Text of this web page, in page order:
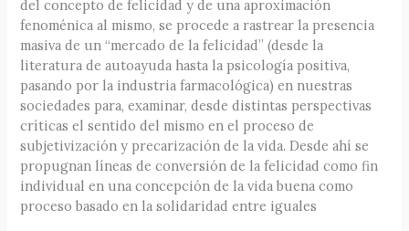
del concepto de felicidad y de una aproximación
fenoménica al mismo, se procede a rastrear la presencia
masiva de un “mercado de la felicidad” (desde la
literatura de autoayuda hasta la psicología positiva,
pasando por la industria farmacológica) en nuestras
sociedades para, examinar, desde distintas perspectivas
críticas el sentido del mismo en el proceso de
subjetivización y precarización de la vida. Desde ahí se
propugnan líneas de conversión de la felicidad como fin
individual en una concepción de la vida buena como
proceso basado en la solidaridad entre iguales